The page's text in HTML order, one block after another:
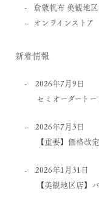
倉敷帆布 美観地
オンラインストア
新着情報
2026年7月9日
セミオーダート
2026年7月3日
【重要】価格改
2026年1月31日
【美観地区店】